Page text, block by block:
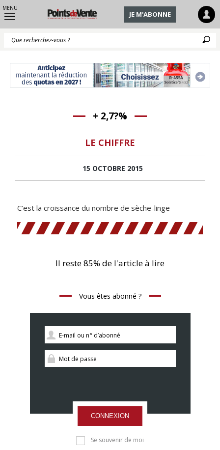
MENU
JE M'ABONNE
+ 2,7?%
LE CHIFFRE
15 OCTOBRE 2015
C’est la croissance du nombre de sèche-linge
Il reste 85% de l'article à lire
Vous êtes abonné ?
CONNEXION
Se souvenir de moi